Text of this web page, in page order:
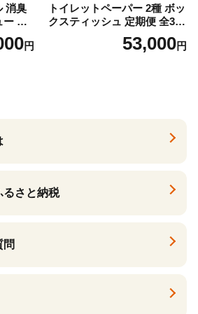
消臭
ー し
リア
×6パ円
トイレットペーパー 2種 ボッ
クスティッシュ 定期便 全3
回 日本製 まとめ買い 防災
常備品 日用雑貨 消耗品 生活
53,000円
るさと納税
問